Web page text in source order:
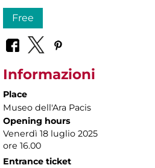
Free
Informazioni
Place
Museo dell'Ara Pacis
Opening hours
Venerdì 18 luglio 2025
ore 16.00
Entrance ticket